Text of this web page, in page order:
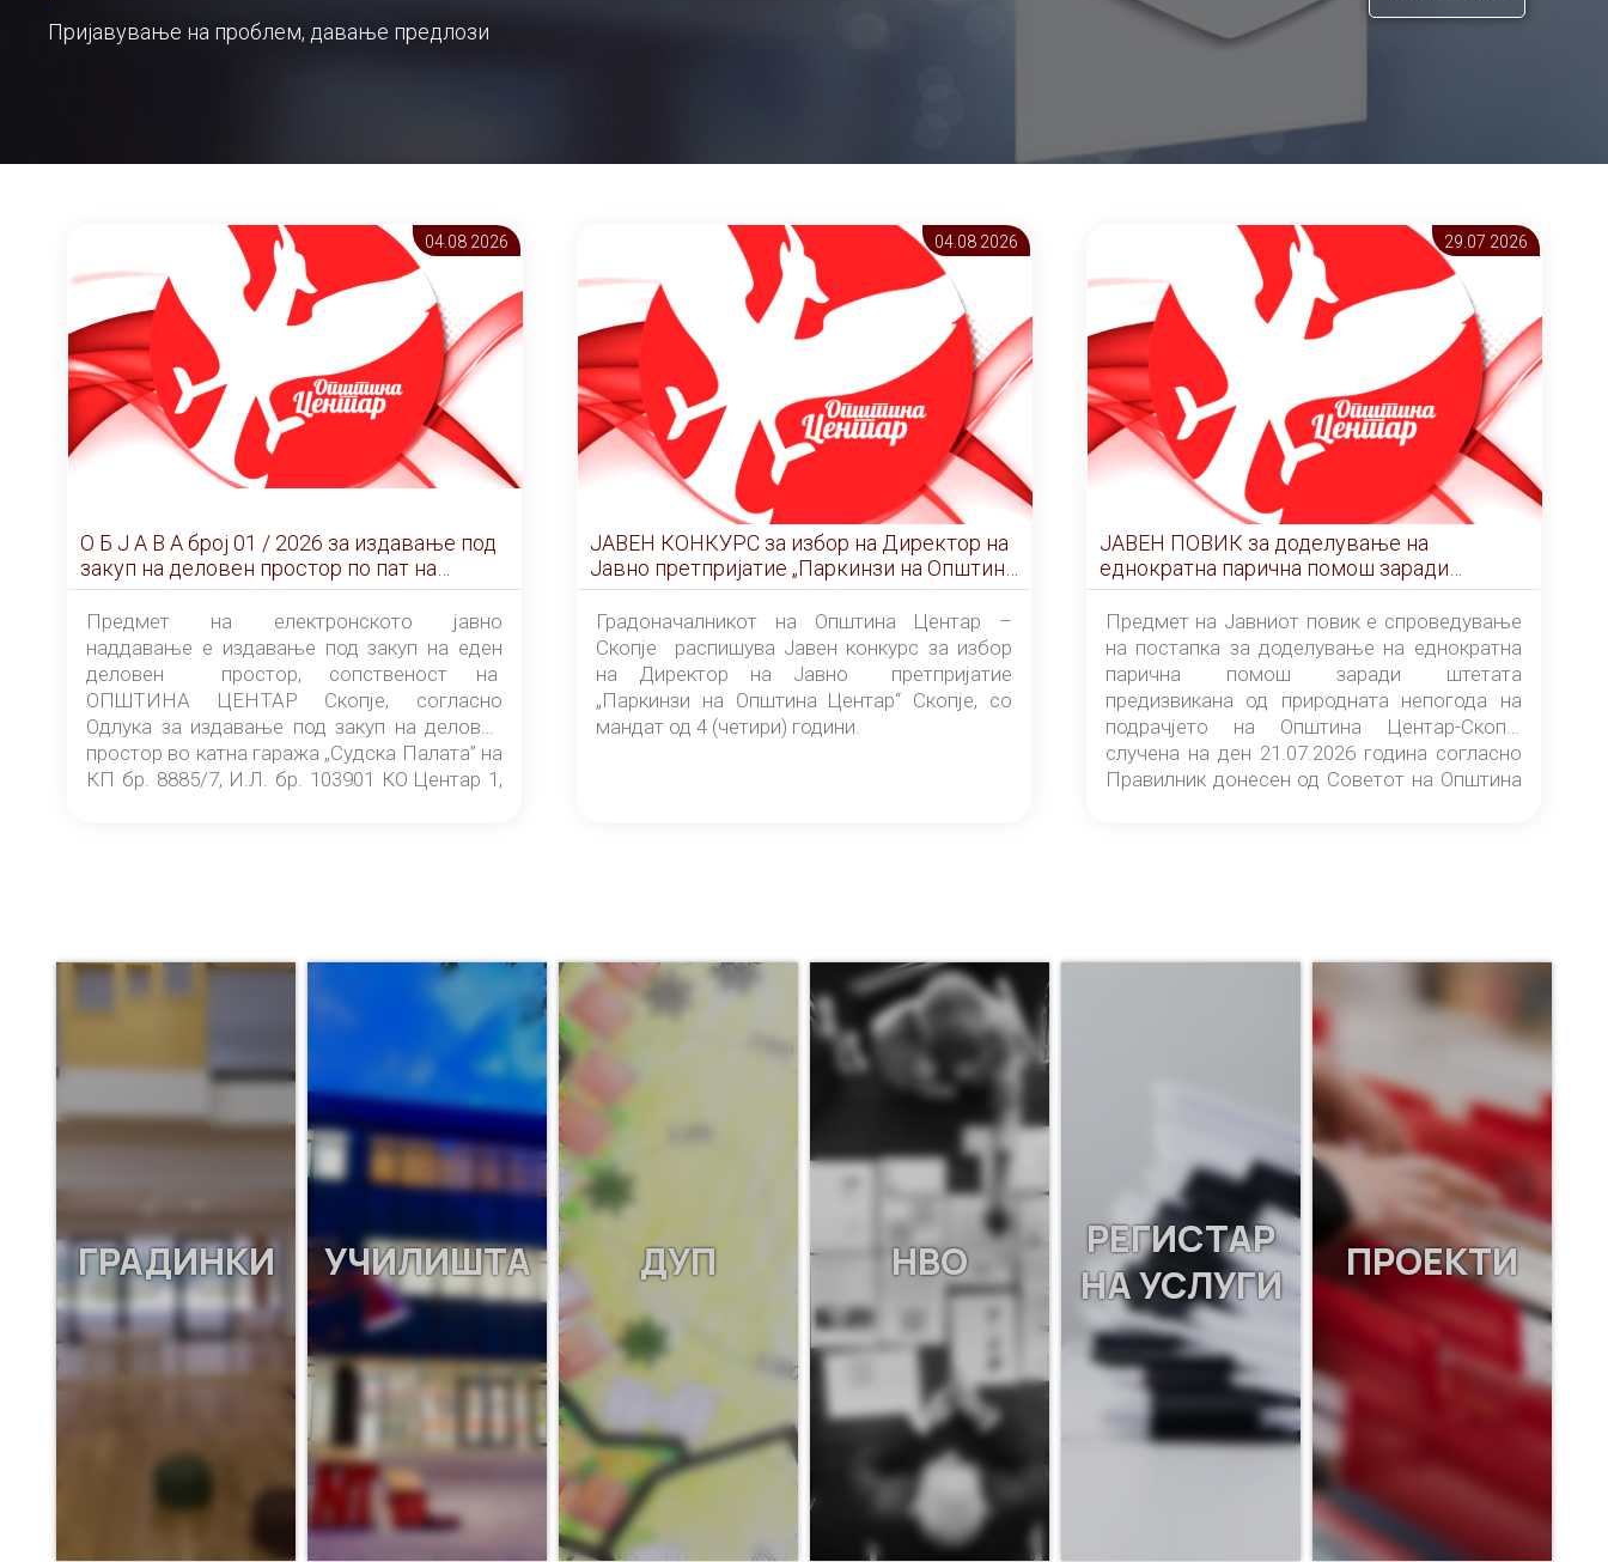
Пријавување на проблем, давање предлози
04.08 2026
О Б Ј А В А брoj 01 / 2026 за издавање под
закуп на деловен простор по пат на
ЕЛЕКТРОНСКО ЈАВНО НАДДАВАЊЕ
Предмет на електронското јавно
наддавање е издавање под закуп на еден
деловен простор, сопственост на
ОПШТИНА ЦЕНТАР Скопје, согласно
Одлука за издавање под закуп на деловен
простор во катна гаража „Судска Палата” на
КП бр. 8885/7, И.Л. бр. 103901 КО Центар 1,
понудувач.
04.08 2026
ЈАВЕН КОНКУРС за избор на Директор на
Јавно претпријатие „Паркинзи на Општина
Центар“ – Скопје
Градоначалникот на Општина Центар –
Скопје распишува Јавен конкурс за избор
на Директор на Јавно претпријатие
„Паркинзи на Општина Центар“ Скопје, со
мандат од 4 (четири) години.
29.07 2026
ЈАВЕН ПОВИК за доделување на
еднократна парична помош заради
штетата предизвикана од природната
непогода на подрачјето на Општина
Центар-Скопје случена на ден 21.07.2026
година
Предмет на Јавниот повик е спроведување
на постапка за доделување на еднократна
парична помош заради штетата
предизвикана од природната непогода на
подрачјето на Општина Центар-Скопје
случена на ден 21.07.2026 година согласно
Правилник донесен од Советот на Општина
ГРАДИНКИ УЧИЛИШТА ДУП НВО
РЕГИСТАР
НА УСЛУГИ
ПРОЕКТИ